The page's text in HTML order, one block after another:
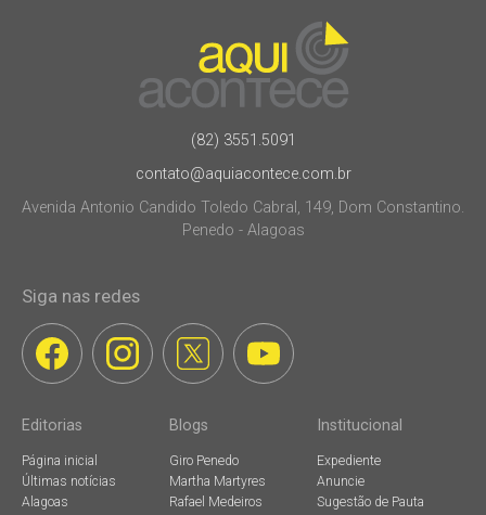
(82) 3551.5091
contato@aquiacontece.com.br
Avenida Antonio Candido Toledo Cabral, 149, Dom Constantino.
Penedo - Alagoas
Siga nas redes
Editorias
Página inicial
Últimas notícias
Alagoas
Blogs
Giro Penedo
Martha Martyres
Rafael Medeiros
Institucional
Expediente
Anuncie
Sugestão de Pauta